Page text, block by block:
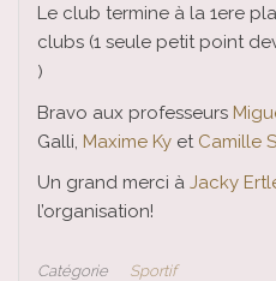
Le club termine à la 1ere
clubs (1 seule petit point
)
Bravo aux professeurs
Galli, Maxime Ky et Camille
Un grand merci à Jacky
l’organisation!
Catégorie Sportif